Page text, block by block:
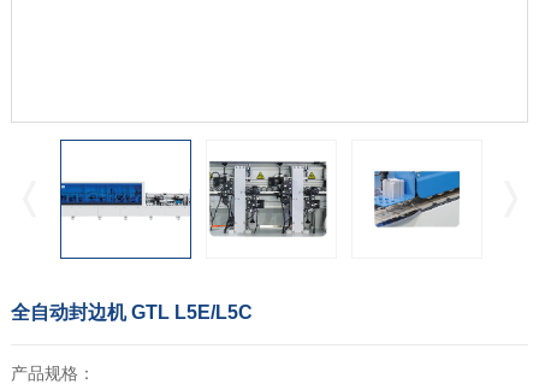
全自动封边机 GTL L5E/L5C
产品规格：